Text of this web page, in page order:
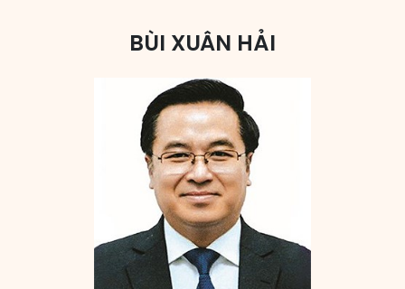
HĐND cấp tỉnh, thành phốBÙI XUÂN HẢI